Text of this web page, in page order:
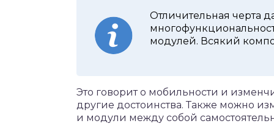
Отличительная черта
модулей. Всякий
Это говорит о мобильности и
другие достоинства. Также можно
и модули между собой